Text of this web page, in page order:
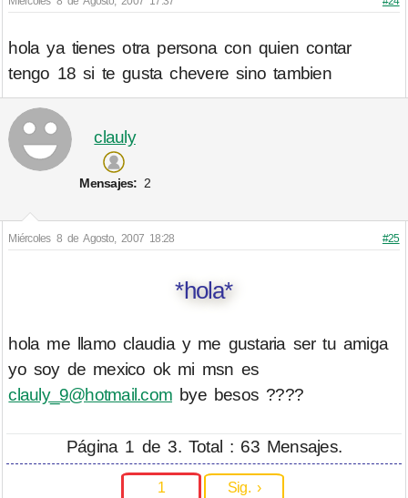
hola ya tienes otra persona con quien contar
tengo 18 si te gusta chevere sino tambien
clauly
Mensajes: 2
Miércoles 8 de Agosto, 2007 18:28 #25
*hola*
hola me llamo claudia y me gustaria ser tu amiga
yo soy de mexico ok mi msn es
clauly_9@hotmail.com bye besos ????
Página 1 de 3. Total : 63 Mensajes.
1 Sig. ›